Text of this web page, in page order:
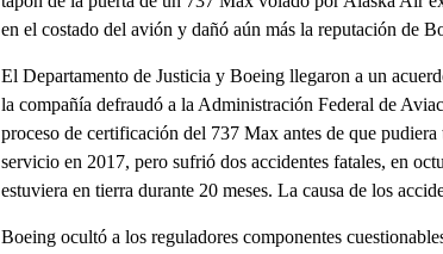
en el costado del avión y dañó aún más la reputación de
El Departamento de Justicia y Boeing llegaron a un
la compañía defraudó a la Administración Federal de
proceso de certificación del 737 Max antes de que
servicio en 2017, pero sufrió dos accidentes fatales, en
estuviera en tierra durante 20 meses. La causa de los
Boeing ocultó a los reguladores componentes